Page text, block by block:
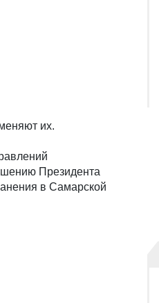
их.
Президента
в Самарской